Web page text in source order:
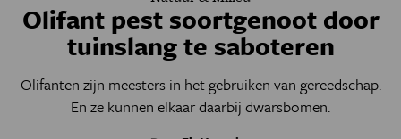
Olifant pest soortgenoot door
tuinslang te saboteren
Olifanten zijn meesters in het gebruiken van gereedschap.
En ze kunnen elkaar daarbij dwarsbomen.